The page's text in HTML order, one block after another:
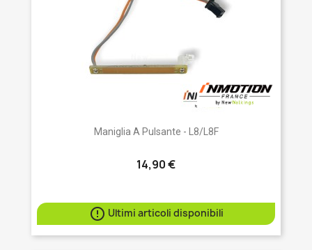
Maniglia A Pulsante - L8/L8F
14,90 €
 Ultimi articoli disponibili